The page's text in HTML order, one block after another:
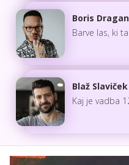
Boris Dragan
Barve las, ki
Blaž Slaviček
Kaj je vadba